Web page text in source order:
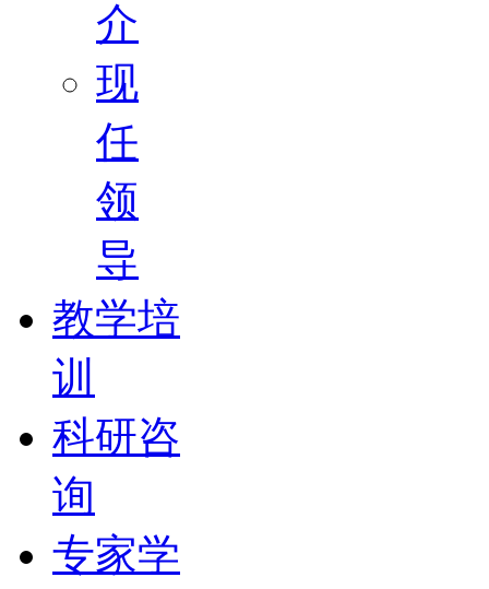
介
现
任
领
导
教学培
训
科研咨
询
专家学